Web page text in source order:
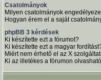
Csatolmányok
Milyen csatolmányok
Hogyan érem el a saját
phpBB 3 kérdések
Ki készítette ezt a fórumot?
Ki készítette ezt a magyar
Miért nem érhető el az X
Ki az illetékes a fórumon